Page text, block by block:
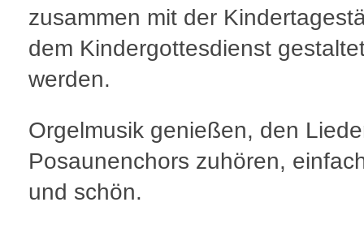
zusammen mit der
dem Kindergottesdienst
werden.
Orgelmusik genießen, den
Posaunenchors zuhören,
und schön.